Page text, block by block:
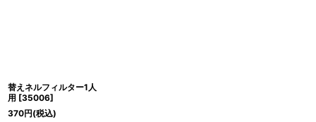
替えネルフィルター1人
用 [35006]
370円(税込)